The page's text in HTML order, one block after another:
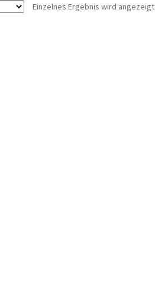
Einzelnes Ergebnis wird angezeigt